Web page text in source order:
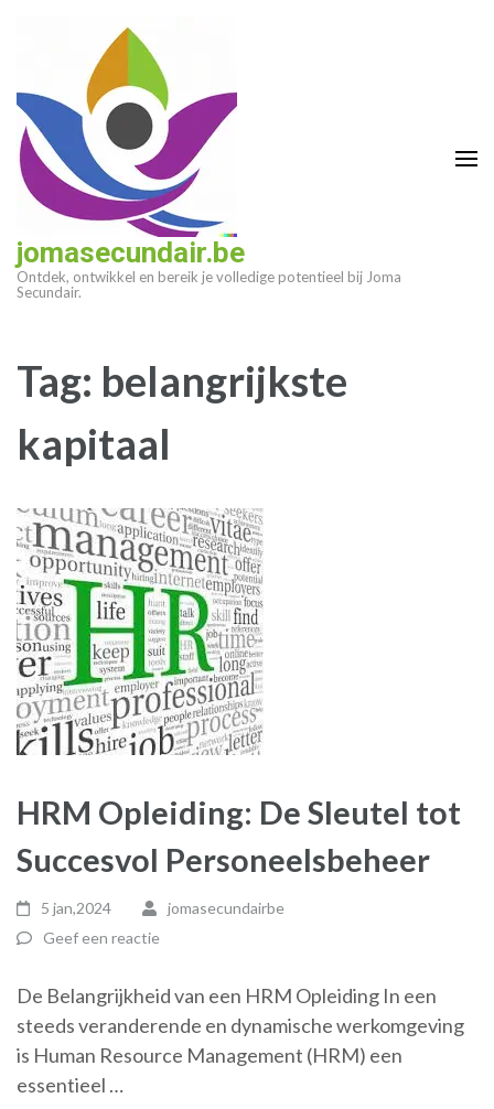
(druk
enter)
jomasecundair.be
Ontdek, ontwikkel en bereik je volledige potentieel bij Joma
Secundair.
Tag: belangrijkste
kapitaal
HRM Opleiding: De Sleutel tot
Succesvol Personeelsbeheer
5 jan,2024
jomasecundairbe
Geef een reactie
De Belangrijkheid van een HRM Opleiding In een
steeds veranderende en dynamische werkomgeving
is Human Resource Management (HRM) een
essentieel …